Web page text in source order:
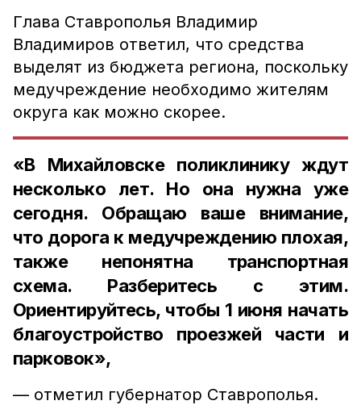
Глава Ставрополья Владимир
Владимиров ответил, что средства
выделят из бюджета региона, поскольку
медучреждение необходимо жителям
округа как можно скорее.
«В Михайловске поликлинику ждут
несколько лет. Но она нужна уже
сегодня. Обращаю ваше внимание,
что дорога к медучреждению плохая,
также непонятна транспортная
схема. Разберитесь с этим.
Ориентируйтесь, чтобы 1 июня начать
благоустройство проезжей части и
парковок»,
— отметил губернатор Ставрополья.